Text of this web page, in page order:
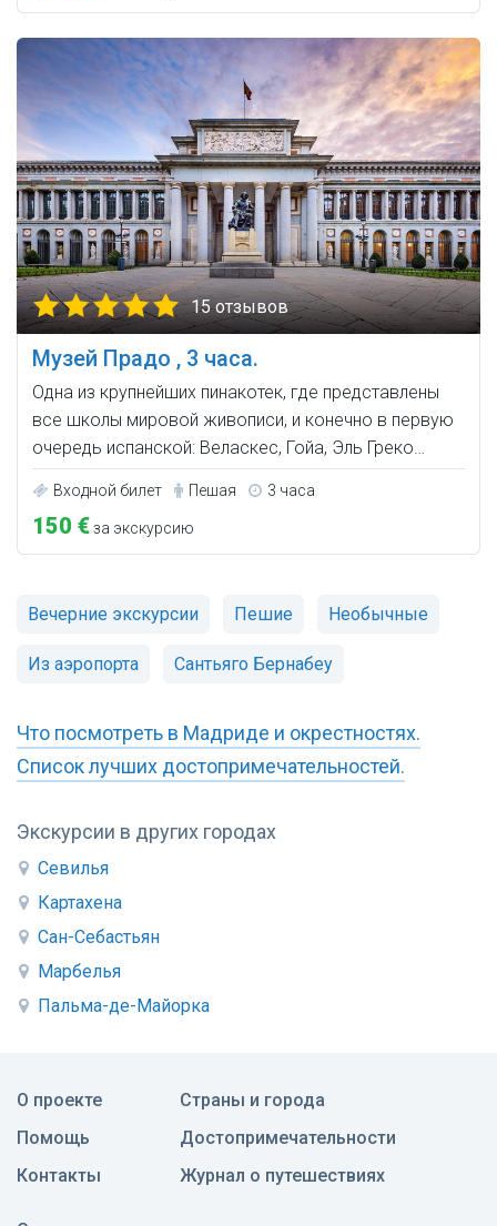
Экскурсии в других городах
Севилья
Картахена
Сан-Себастьян
Марбелья
Пальма-де-Майорка
15 отзывов
Музей Прадо , 3 часа.
Одна из крупнейших пинакотек, где представлены
все школы мировой живописи, и конечно в первую
очередь испанской: Веласкес, Гойа, Эль Греко…
Входной билет Пешая 3 часа
150 €за экскурсию
Вечерние экскурсии Пешие Необычные
Из аэропорта Сантьяго Бернабеу
Что посмотреть в Мадриде и окрестностях.
Список лучших достопримечательностей.
О проекте
Помощь
Контакты
Страны и города
Достопримечательности
Журнал о путешествиях